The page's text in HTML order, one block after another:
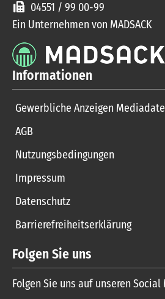
04551 / 99 00-99
Ein Unternehmen von MADSACK
Informationen
Gewerbliche Anzeigen
AGB
Nutzungsbedingungen
Impressum
Datenschutz
Barrierefreiheitserklärung
Folgen Sie uns
Folgen Sie uns auf unseren